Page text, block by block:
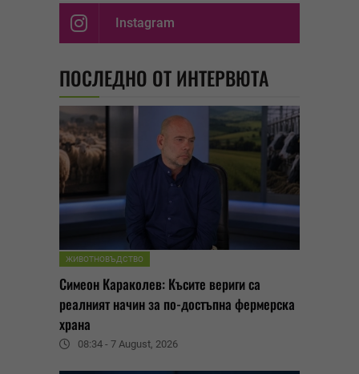
Instagram
ПОСЛЕДНО ОТ ИНТЕРВЮТА
ЖИВОТНОВЪДСТВО
Симеон Караколев: Късите вериги са
реалният начин за по-достъпна фермерска
храна
08:34 - 7 August, 2026